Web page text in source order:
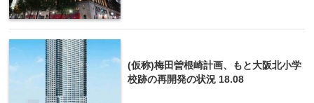
(仮称)梅田曽根崎計画、もと大阪北小学
校跡の再開発の状況 18.08